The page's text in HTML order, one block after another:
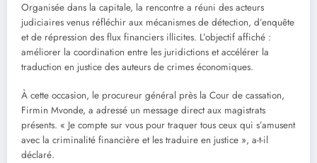
Organisée dans la capitale, la rencontre a réuni des acteurs
judiciaires venus réfléchir aux mécanismes de détection, d’enquête
et de répression des flux financiers illicites. L’objectif affiché :
améliorer la coordination entre les juridictions et accélérer la
traduction en justice des auteurs de crimes économiques.
À cette occasion, le procureur général près la Cour de cassation,
Firmin Mvonde, a adressé un message direct aux magistrats
présents. « Je compte sur vous pour traquer tous ceux qui s’amusent
avec la criminalité financière et les traduire en justice », a-t-il
déclaré.